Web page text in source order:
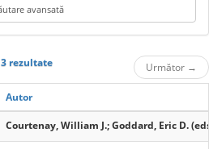
3 rezultate Următor →
Autor
Courtenay, William J.; Goddard, Eric D.